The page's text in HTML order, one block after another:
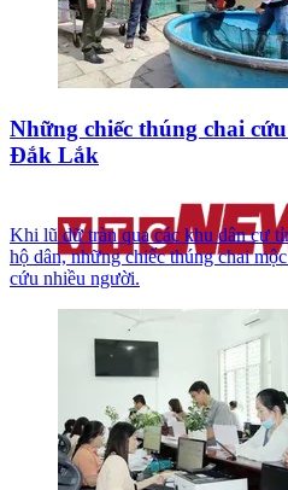
Những chiếc thúng chai
Đắk Lắk
Khi lũ dữ tràn qua các khu dân cư
hộ dân, những chiếc thúng chai
cứu nhiều người.